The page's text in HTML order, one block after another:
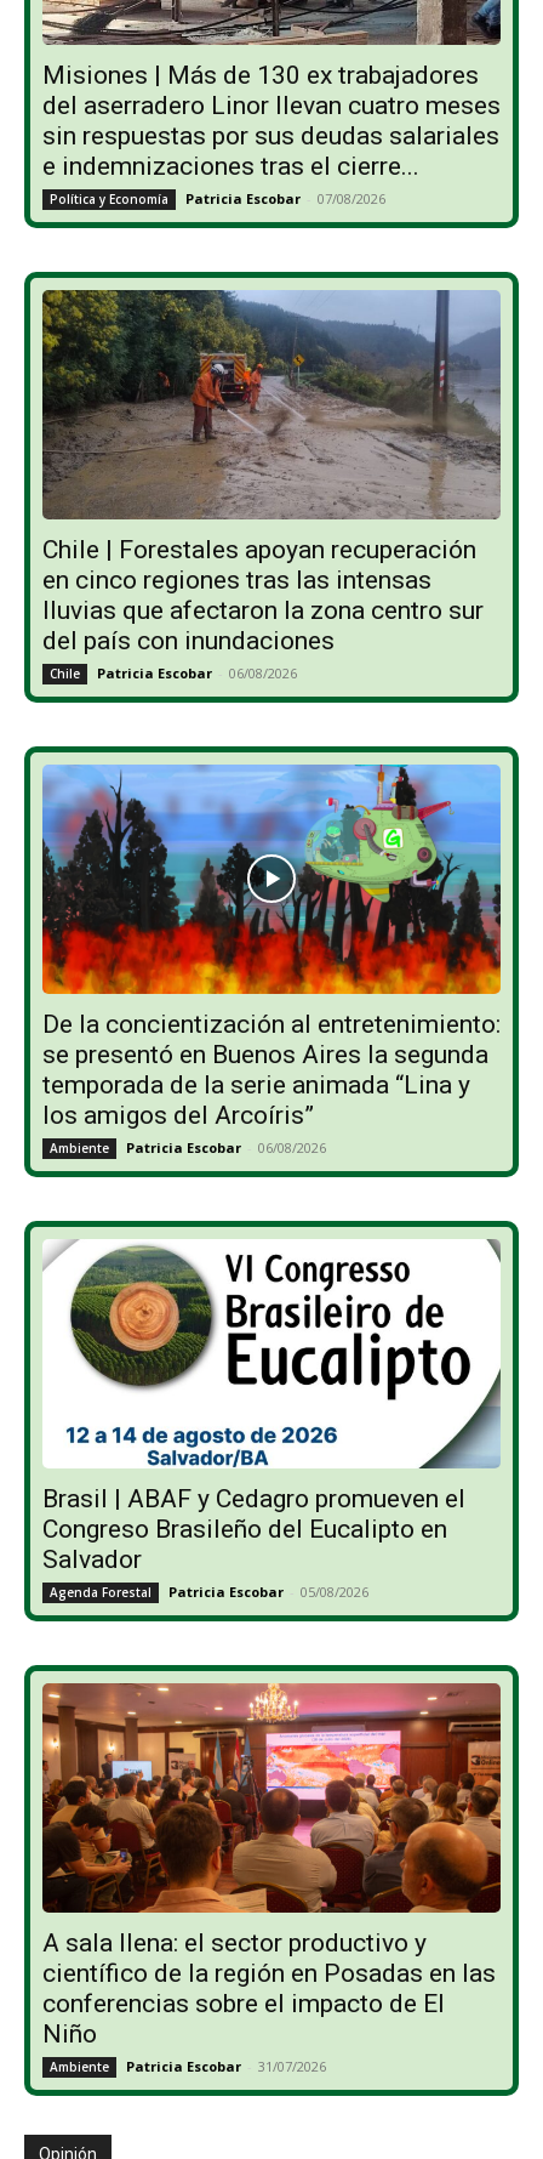
Misiones | Más de 130 ex trabajadores
del aserradero Linor llevan cuatro meses
sin respuestas por sus deudas salariales
e indemnizaciones tras el cierre...
Política y Economía Patricia Escobar - 07/08/2026
Chile | Forestales apoyan recuperación
en cinco regiones tras las intensas
lluvias que afectaron la zona centro sur
del país con inundaciones
Chile Patricia Escobar - 06/08/2026
De la concientización al entretenimiento:
se presentó en Buenos Aires la segunda
temporada de la serie animada “Lina y
los amigos del Arcoíris”
Ambiente Patricia Escobar - 06/08/2026
Brasil | ABAF y Cedagro promueven el
Congreso Brasileño del Eucalipto en
Salvador
Agenda Forestal Patricia Escobar - 05/08/2026
A sala llena: el sector productivo y
científico de la región en Posadas en las
conferencias sobre el impacto de El
Niño
Ambiente Patricia Escobar - 31/07/2026
Opinión